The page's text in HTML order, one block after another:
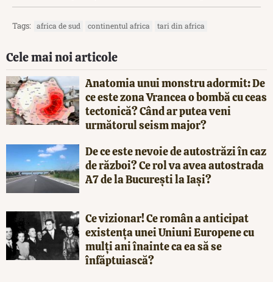
Tags: africa de sud continentul africa tari din africa
Cele mai noi articole
Anatomia unui monstru adormit: De
ce este zona Vrancea o bombă cu ceas
tectonică? Când ar putea veni
următorul seism major?
De ce este nevoie de autostrăzi în caz
de război? Ce rol va avea autostrada
A7 de la București la Iași?
Ce vizionar! Ce român a anticipat
existența unei Uniuni Europene cu
mulți ani înainte ca ea să se
înfăptuiască?